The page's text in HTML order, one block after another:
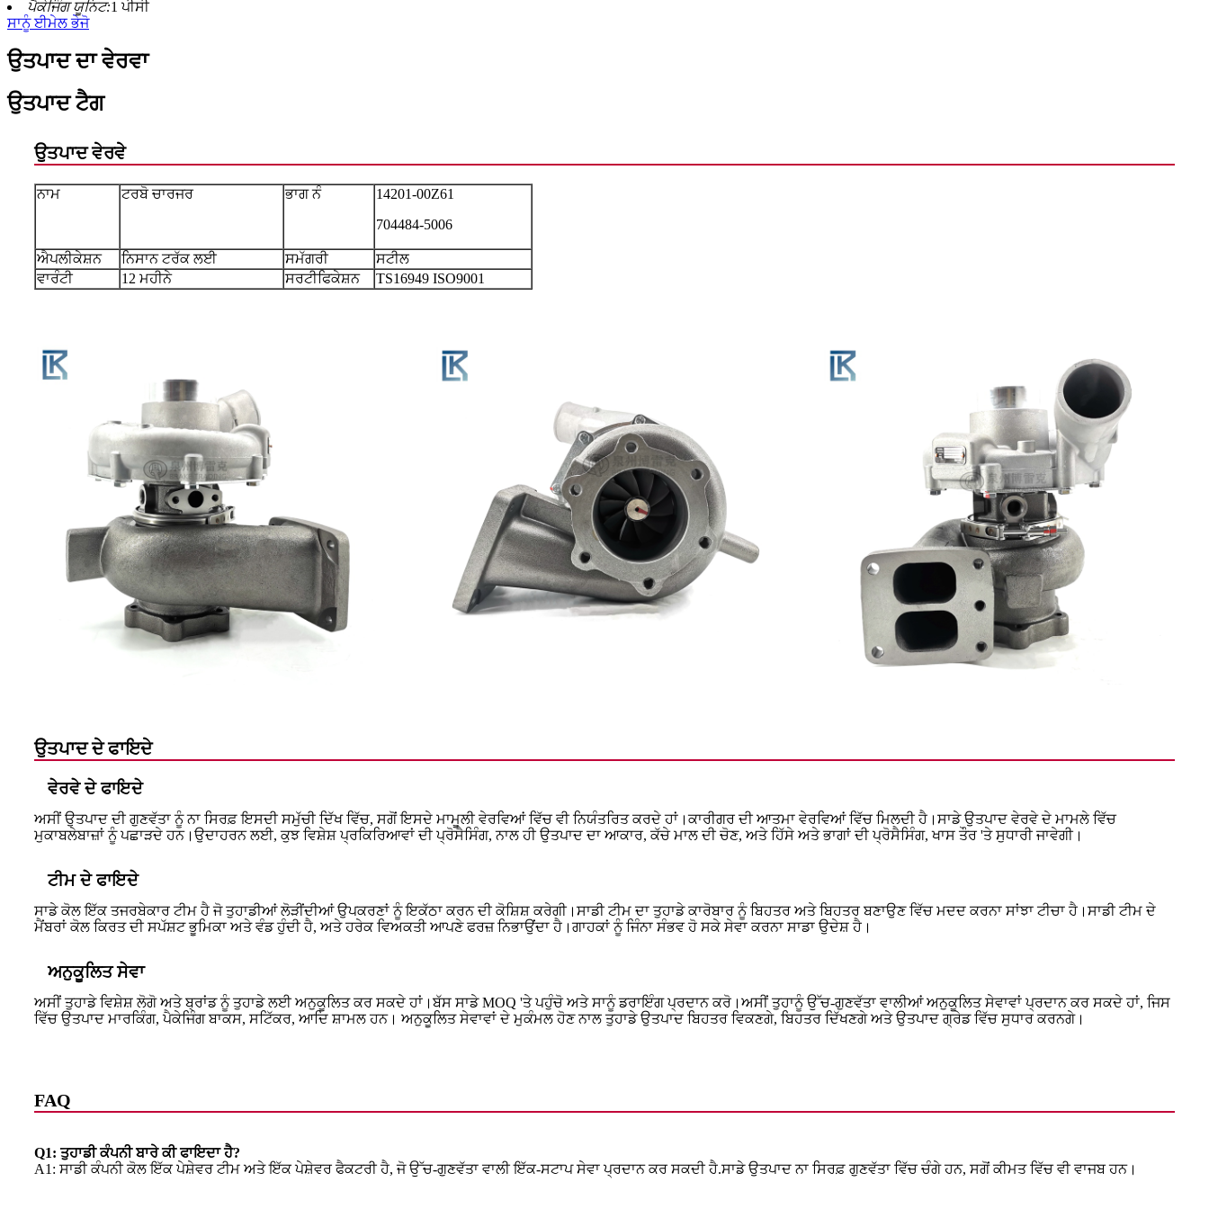
ਪੈਕੇਜਿੰਗ ਯੂਨਿਟ:1 ਪੀਸੀ
ਸਾਨੂੰ ਈਮੇਲ ਭੇਜੋ
ਉਤਪਾਦ ਦਾ ਵੇਰਵਾ
ਉਤਪਾਦ ਟੈਗ
ਉਤਪਾਦ ਵੇਰਵੇ
ਨਾਮ ਟਰਬੋ ਚਾਰਜਰ ਭਾਗ ਨੰ
14201-00Z61
704484-5006
ਐਪਲੀਕੇਸ਼ਨ ਨਿਸਾਨ ਟਰੱਕ ਲਈ ਸਮੱਗਰੀ
ਸਟੀਲ
ਵਾਰੰਟੀ
12 ਮਹੀਨੇ ਸਰਟੀਫਿਕੇਸ਼ਨ TS16949 ISO9001
ਉਤਪਾਦ ਦੇ ਫਾਇਦੇ
ਵੇਰਵੇ ਦੇ ਫਾਇਦੇ
ਅਸੀਂ ਉਤਪਾਦ ਦੀ ਗੁਣਵੱਤਾ ਨੂੰ ਨਾ ਸਿਰਫ਼ ਇਸਦੀ ਸਮੁੱਚੀ ਦਿੱਖ ਵਿੱਚ, ਸਗੋਂ ਇਸਦੇ ਮਾਮੂਲੀ ਵੇਰਵਿਆਂ ਵਿੱਚ ਵੀ ਨਿਯੰਤਰਿਤ ਕਰਦੇ ਹਾਂ।ਕਾਰੀਗਰ ਦੀ ਆਤਮਾ ਵੇਰਵਿਆਂ ਵਿੱਚ ਮਿਲਦੀ ਹੈ।ਸਾਡੇ ਉਤਪਾਦ ਵੇਰਵੇ ਦੇ ਮਾਮਲੇ ਵਿੱਚ
ਮੁਕਾਬਲੇਬਾਜ਼ਾਂ ਨੂੰ ਪਛਾੜਦੇ ਹਨ।ਉਦਾਹਰਨ ਲਈ, ਕੁਝ ਵਿਸ਼ੇਸ਼ ਪ੍ਰਕਿਰਿਆਵਾਂ ਦੀ ਪ੍ਰੋਸੈਸਿੰਗ, ਨਾਲ ਹੀ ਉਤਪਾਦ ਦਾ ਆਕਾਰ, ਕੱਚੇ ਮਾਲ ਦੀ ਚੋਣ, ਅਤੇ ਹਿੱਸੇ ਅਤੇ ਭਾਗਾਂ ਦੀ ਪ੍ਰੋਸੈਸਿੰਗ, ਖਾਸ ਤੌਰ 'ਤੇ ਸੁਧਾਰੀ ਜਾਵੇਗੀ।
ਟੀਮ ਦੇ ਫਾਇਦੇ
ਸਾਡੇ ਕੋਲ ਇੱਕ ਤਜਰਬੇਕਾਰ ਟੀਮ ਹੈ ਜੋ ਤੁਹਾਡੀਆਂ ਲੋੜੀਂਦੀਆਂ ਉਪਕਰਣਾਂ ਨੂੰ ਇਕੱਠਾ ਕਰਨ ਦੀ ਕੋਸ਼ਿਸ਼ ਕਰੇਗੀ।ਸਾਡੀ ਟੀਮ ਦਾ ਤੁਹਾਡੇ ਕਾਰੋਬਾਰ ਨੂੰ ਬਿਹਤਰ ਅਤੇ ਬਿਹਤਰ ਬਣਾਉਣ ਵਿੱਚ ਮਦਦ ਕਰਨਾ ਸਾਂਝਾ ਟੀਚਾ ਹੈ।ਸਾਡੀ ਟੀਮ ਦੇ
ਮੈਂਬਰਾਂ ਕੋਲ ਕਿਰਤ ਦੀ ਸਪੱਸ਼ਟ ਭੂਮਿਕਾ ਅਤੇ ਵੰਡ ਹੁੰਦੀ ਹੈ, ਅਤੇ ਹਰੇਕ ਵਿਅਕਤੀ ਆਪਣੇ ਫਰਜ਼ ਨਿਭਾਉਂਦਾ ਹੈ।ਗਾਹਕਾਂ ਨੂੰ ਜਿੰਨਾ ਸੰਭਵ ਹੋ ਸਕੇ ਸੇਵਾ ਕਰਨਾ ਸਾਡਾ ਉਦੇਸ਼ ਹੈ।
ਅਨੁਕੂਲਿਤ ਸੇਵਾ
ਅਸੀਂ ਤੁਹਾਡੇ ਵਿਸ਼ੇਸ਼ ਲੋਗੋ ਅਤੇ ਬ੍ਰਾਂਡ ਨੂੰ ਤੁਹਾਡੇ ਲਈ ਅਨੁਕੂਲਿਤ ਕਰ ਸਕਦੇ ਹਾਂ।ਬੱਸ ਸਾਡੇ MOQ 'ਤੇ ਪਹੁੰਚੋ ਅਤੇ ਸਾਨੂੰ ਡਰਾਇੰਗ ਪ੍ਰਦਾਨ ਕਰੋ।ਅਸੀਂ ਤੁਹਾਨੂੰ ਉੱਚ-ਗੁਣਵੱਤਾ ਵਾਲੀਆਂ ਅਨੁਕੂਲਿਤ ਸੇਵਾਵਾਂ ਪ੍ਰਦਾਨ ਕਰ ਸਕਦੇ ਹਾਂ, ਜਿਸ
ਵਿੱਚ ਉਤਪਾਦ ਮਾਰਕਿੰਗ, ਪੈਕੇਜਿੰਗ ਬਾਕਸ, ਸਟਿੱਕਰ, ਆਦਿ ਸ਼ਾਮਲ ਹਨ। ਅਨੁਕੂਲਿਤ ਸੇਵਾਵਾਂ ਦੇ ਮੁਕੰਮਲ ਹੋਣ ਨਾਲ ਤੁਹਾਡੇ ਉਤਪਾਦ ਬਿਹਤਰ ਵਿਕਣਗੇ, ਬਿਹਤਰ ਦਿੱਖਣਗੇ ਅਤੇ ਉਤਪਾਦ ਗ੍ਰੇਡ ਵਿੱਚ ਸੁਧਾਰ ਕਰਨਗੇ।
FAQ
Q1: ਤੁਹਾਡੀ ਕੰਪਨੀ ਬਾਰੇ ਕੀ ਫਾਇਦਾ ਹੈ?
A1: ਸਾਡੀ ਕੰਪਨੀ ਕੋਲ ਇੱਕ ਪੇਸ਼ੇਵਰ ਟੀਮ ਅਤੇ ਇੱਕ ਪੇਸ਼ੇਵਰ ਫੈਕਟਰੀ ਹੈ, ਜੋ ਉੱਚ-ਗੁਣਵੱਤਾ ਵਾਲੀ ਇੱਕ-ਸਟਾਪ ਸੇਵਾ ਪ੍ਰਦਾਨ ਕਰ ਸਕਦੀ ਹੈ.ਸਾਡੇ ਉਤਪਾਦ ਨਾ ਸਿਰਫ਼ ਗੁਣਵੱਤਾ ਵਿੱਚ ਚੰਗੇ ਹਨ, ਸਗੋਂ ਕੀਮਤ ਵਿੱਚ ਵੀ ਵਾਜਬ ਹਨ।